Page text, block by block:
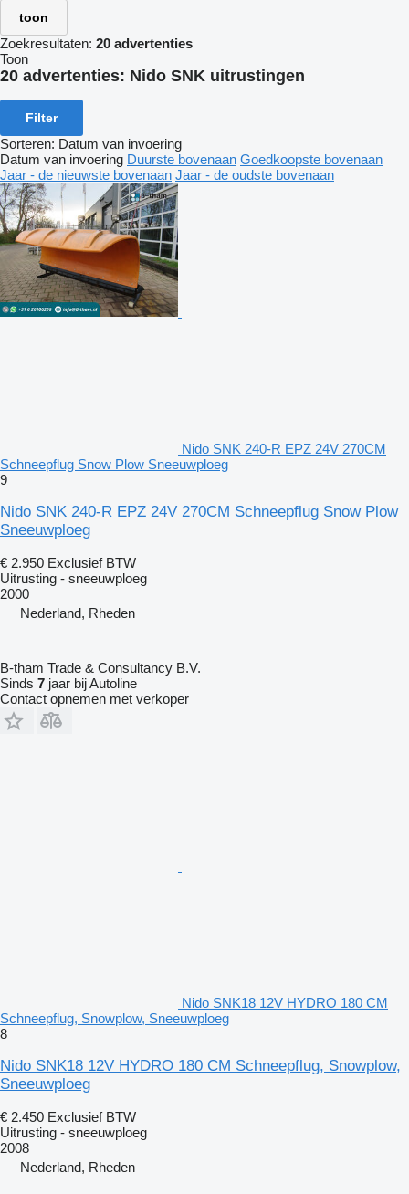
toon
Zoekresultaten: 20 advertenties
Toon
20 advertenties: Nido SNK uitrustingen
Filter
Sorteren: Datum van invoering
Datum van invoering Duurste bovenaan Goedkoopste bovenaan
Jaar - de nieuwste bovenaan Jaar - de oudste bovenaan
Nido SNK 240-R EPZ 24V 270CM
Schneepflug Snow Plow Sneeuwploeg
9
Nido SNK 240-R EPZ 24V 270CM Schneepflug Snow Plow
Sneeuwploeg
€ 2.950 Exclusief BTW
Uitrusting - sneeuwploeg
2000
Nederland, Rheden
B-tham Trade & Consultancy B.V.
Sinds 7 jaar bij Autoline
Contact opnemen met verkoper
Nido SNK18 12V HYDRO 180 CM
Schneepflug, Snowplow, Sneeuwploeg
8
Nido SNK18 12V HYDRO 180 CM Schneepflug, Snowplow,
Sneeuwploeg
€ 2.450 Exclusief BTW
Uitrusting - sneeuwploeg
2008
Nederland, Rheden